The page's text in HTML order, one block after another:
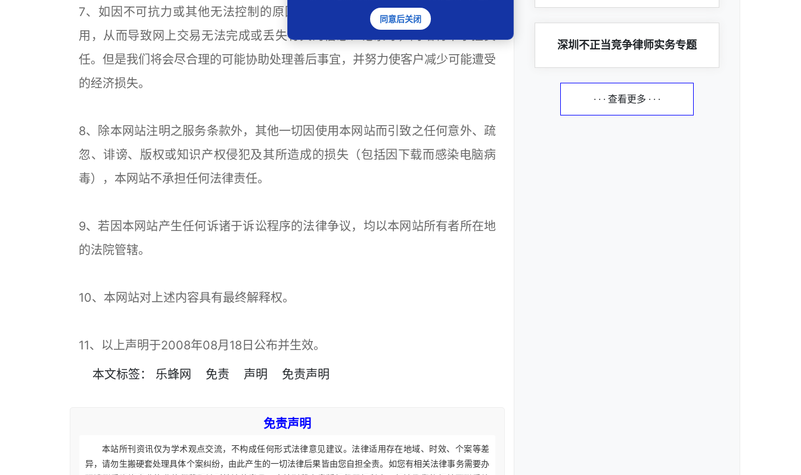
7、如因不可抗力或其他无法控制的原因造成网站销售系统崩溃或无法正常使
用，从而导致网上交易无法完成或丢失有关的信息、记录等，网站将不承担责
任。但是我们将会尽合理的可能协助处理善后事宜，并努力使客户减少可能遭受
的经济损失。
8、除本网站注明之服务条款外，其他一切因使用本网站而引致之任何意外、疏
忽、诽谤、版权或知识产权侵犯及其所造成的损失（包括因下载而感染电脑病
毒），本网站不承担任何法律责任。
9、若因本网站产生任何诉诸于诉讼程序的法律争议，均以本网站所有者所在地
的法院管辖。
10、本网站对上述内容具有最终解释权。
11、以上声明于2008年08月18日公布并生效。
本文标签： 乐蜂网 免责 声明 免责声明
免责声明
本站所刊资讯仅为学术观点交流，不构成任何形式法律意见建议。法律适用存在地域、时效、个案等差
异，请勿生搬硬套处理具体个案纠纷，由此产生的一切法律后果皆由您自担全责。如您有相关法律事务需要办
深圳不正当竞争律师实务专题
· · · 查看更多 · · ·
同意后关闭